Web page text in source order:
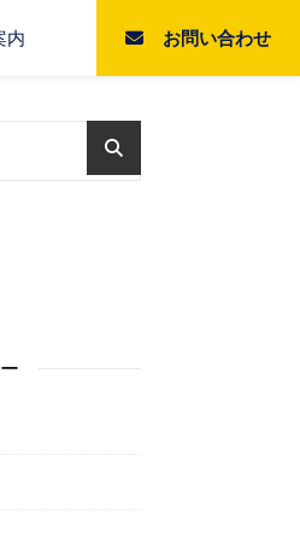
内 お問い合わせ